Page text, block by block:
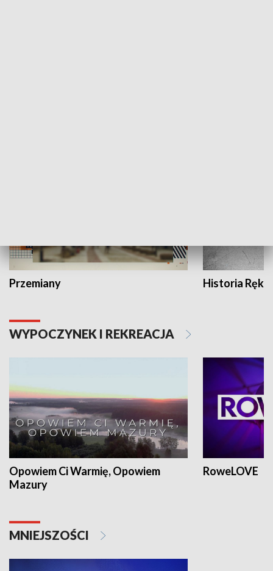
Przemiany Historia Ręką
WYPOCZYNEK I REKREACJA
Opowiem Ci Warmię, Opowiem
Mazury
RoweLOVE
MNIEJSZOŚCI